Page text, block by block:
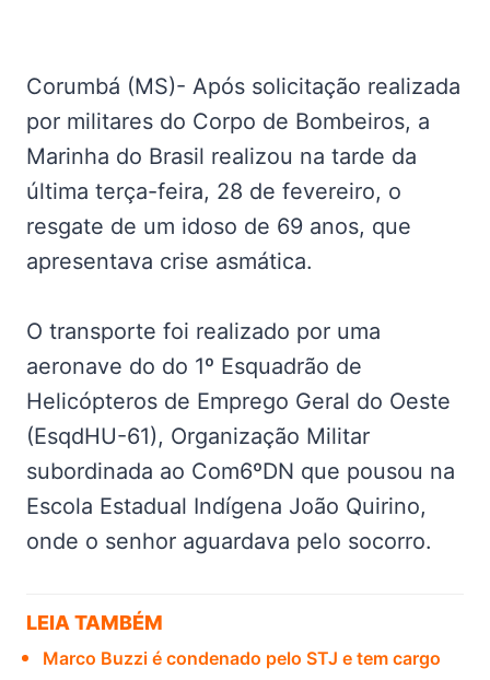
Corumbá (MS)- Após solicitação realizada
por militares do Corpo de Bombeiros, a
Marinha do Brasil realizou na tarde da
última terça-feira, 28 de fevereiro, o
resgate de um idoso de 69 anos, que
apresentava crise asmática.
O transporte foi realizado por uma
aeronave do do 1º Esquadrão de
Helicópteros de Emprego Geral do Oeste
(EsqdHU-61), Organização Militar
subordinada ao Com6ºDN que pousou na
Escola Estadual Indígena João Quirino,
onde o senhor aguardava pelo socorro.
LEIA TAMBÉM
Marco Buzzi é condenado pelo STJ e tem cargo